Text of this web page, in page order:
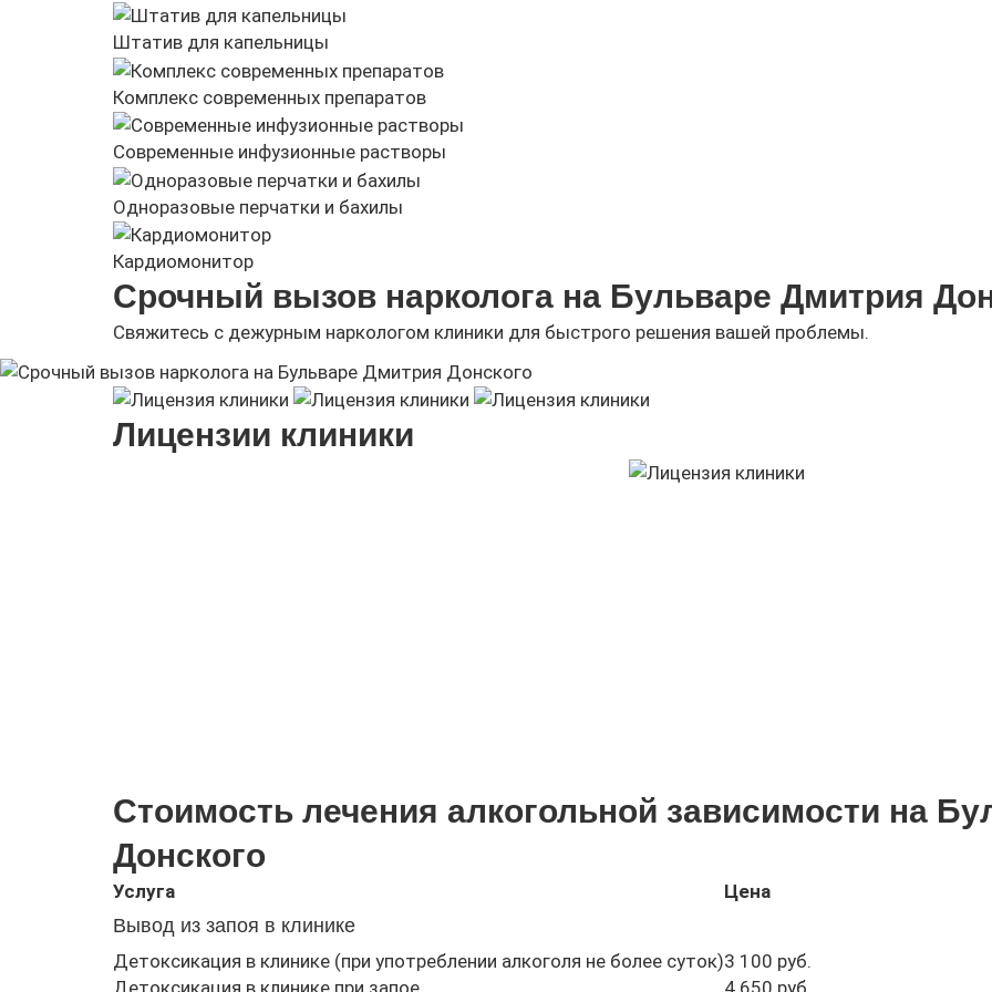
Штатив для капельницы
Комплекс современных препаратов
Современные инфузионные растворы
Одноразовые перчатки и бахилы
Кардиомонитор
Срочный вызов нарколога на Бульваре Дмитрия
Свяжитесь с дежурным наркологом клиники для быстрого решения вашей проблемы.
Лицензии клиники
Стоимость лечения алкогольной зависимости на
Донского
Услуга
Цена
Вывод из запоя в клинике
Детоксикация в клинике (при употреблении алкоголя не более суток)3 100 руб.